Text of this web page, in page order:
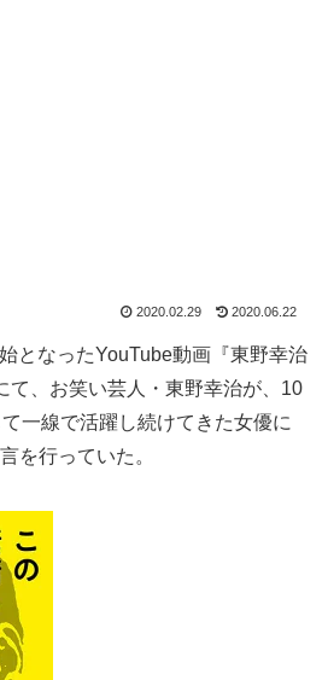
2020.02.29 2020.06.22
となったYouTube動画『東野幸治
て、お笑い芸人・東野幸治が、10
一線で活躍し続けてきた女優に
を行っていた。